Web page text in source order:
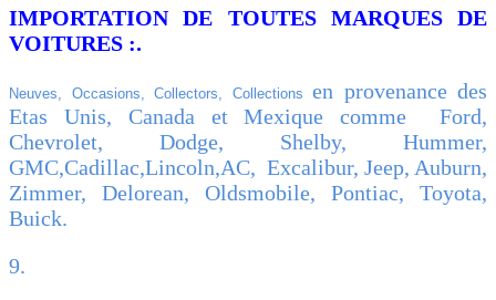
IMPORTATION DE TOUTES MARQUES DE
VOITURES :.
Neuves, Occasions, Collectors, Collections en provenance des
Etas Unis, Canada et Mexique comme Ford,
Chevrolet, Dodge, Shelby, Hummer,
GMC,Cadillac,Lincoln,AC, Excalibur, Jeep, Auburn,
Zimmer, Delorean, Oldsmobile, Pontiac, Toyota,
Buick.
9.